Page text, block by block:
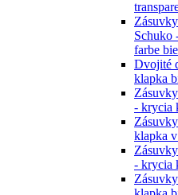
Schuko
farbe
Dvojité
klapka
- krycia
klapka v
- krycia